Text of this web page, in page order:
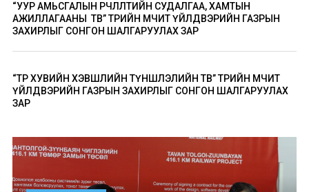
“УУР АМЬСГАЛЫН ӨӨРЧЛӨЛТИЙН СУДАЛГАА, ХАМТЫН
АЖИЛЛАГААНЫ ТӨВ” ТӨРИЙН ӨМЧИТ ҮЙЛДВЭРИЙН ГАЗРЫН
ЗАХИРЛЫГ СОНГОН ШАЛГАРУУЛАХ ЗАР
“ТӨР ХУВИЙН ХЭВШЛИЙН ТҮНШЛЭЛИЙН ТӨВ” ТӨРИЙН ӨМЧИТ
ҮЙЛДВЭРИЙН ГАЗРЫН ЗАХИРЛЫГ СОНГОН ШАЛГАРУУЛАХ
ЗАР